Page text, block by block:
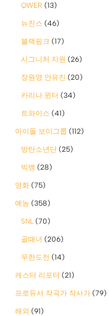
QWER (13)
뉴진스 (46)
블랙핑크 (17)
시그니처 지원 (26)
장원영 안유진 (20)
카리나 윈터 (34)
트와이스 (41)
아이돌 보이그룹 (112)
방탄소년단 (25)
빅뱅 (28)
영화 (75)
예능 (358)
SNL (70)
골때녀 (206)
무한도전 (14)
캐스터 리포터 (21)
프로듀서 작곡가 작사가 (79)
해외 (91)